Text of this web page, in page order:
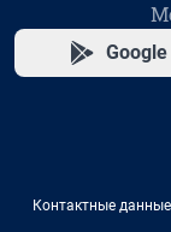
Контактные